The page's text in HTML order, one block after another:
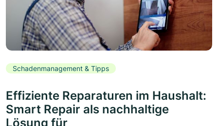
Schadenmanagement & Tipps
Effiziente Reparaturen im Haushalt:
Smart Repair als nachhaltige
Lösung für